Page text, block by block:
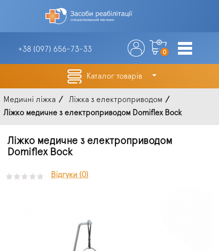
+38 (097) 656-73-33 0
Каталог товарів
Медичні ліжка
Ліжка з електроприводом
Ліжко медичне з електроприводом Domiflex Bock
Ліжко медичне з електроприводом
Domiflex Bock
Відгуки (0)